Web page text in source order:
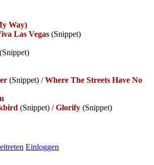
Way)
Las Vegas (Snippet)
(Snippet)
(Snippet) /Where The Streets Have No
(Snippet) /Glorify (Snippet)
Einloggen